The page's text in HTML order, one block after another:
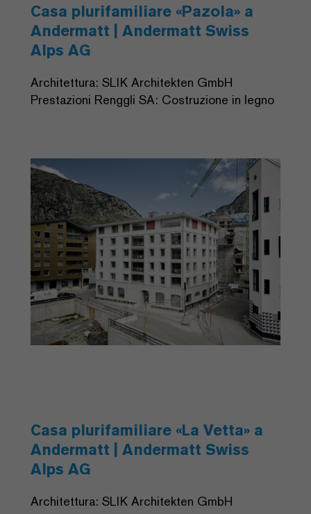
Casa plurifamiliare «Pazola» a
Andermatt | Andermatt Swiss
Alps AG
Architettura: SLIK Architekten GmbH
Prestazioni Renggli SA: Costruzione in legno
Casa plurifamiliare «La Vetta» a
Andermatt | Andermatt Swiss
Alps AG
Architettura: SLIK Architekten GmbH